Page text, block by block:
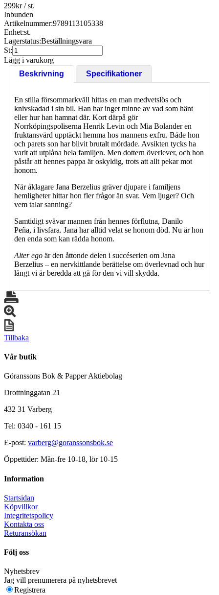
299kr/ st.
Inbunden
Artikelnummer:9789113105338
Enhet:st.
Lagerstatus:Beställningsvara
St:
Lägg i varukorg
Beskrivning
Specifikationer
En stilla försommarkväll hittas en man medvetslös och
knivskadad i sin bil. Han har inget minne av vad som hänt
eller hur han hamnat där. Kort därpå gör
Norrköpingspoliserna Henrik Levin och Mia Bolander en
fruktansvärd upptäckt hemma hos mannens exfru. Både hon
och parets son har blivit brutalt mördade. Avsikten tycks ha
varit att utplåna hela familjen. Men dottern överlever, och hon
påstår att hennes pappa är oskyldig, trots att allt pekar mot
honom.
När åklagare Jana Berzelius gräver djupare i familjens
hemligheter hittar hon fler frågor än svar. Vem ljuger? Och
vem talar sanning?
Samtidigt svävar mannen från hennes förflutna, Danilo
Peña, i livsfara. Jana har alltid velat se honom död. Nu är hon
den enda som kan rädda honom.
Alter ego är den åttonde delen i succéserien om Jana
Berzelius – en nervkittlande berättelse om överlevnad och hur
långt vi är beredda att gå för den vi vill skydda.
Tillbaka
Vår butik
Göranssons Bok & Papper Aktiebolag
Drottninggatan 21
432 31 Varberg
Tel: 0340 - 161 15
E-post: varberg@goranssonsbok.se
Öppettider: Mån-fre 10-18, lör 10-15
Information
Startsidan
Köpvillkor
Integritetspolicy
Kontakta oss
Returansökan
Följ oss
Nyhetsbrev
Jag vill prenumerera på nyhetsbrevet
Registrera